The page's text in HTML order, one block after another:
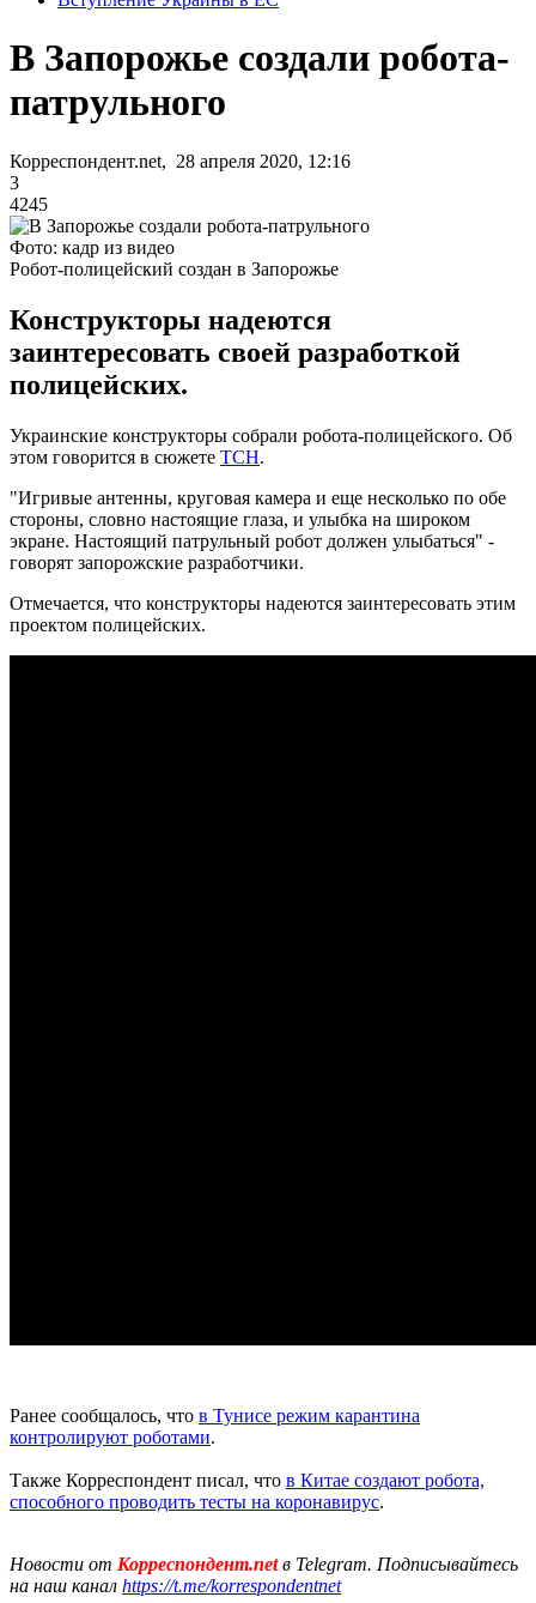
В Запорожье создали робота-
патрульного
Корреспондент.net, 28 апреля 2020, 12:16
3
4245
Фото: кадр из видео
Робот-полицейский создан в Запорожье
Конструкторы надеются
заинтересовать своей разработкой
полицейских.
Украинские конструкторы собрали робота-полицейского. Об
этом говорится в сюжете ТСН.
"Игривые антенны, круговая камера и еще несколько по обе
стороны, словно настоящие глаза, и улыбка на широком
экране. Настоящий патрульный робот должен улыбаться" -
говорят запорожские разработчики.
Отмечается, что конструкторы надеются заинтересовать этим
проектом полицейских.
Ранее сообщалось, что в Тунисе режим карантина
контролируют роботами.
Также Корреспондент писал, что в Китае создают робота,
способного проводить тесты на коронавирус.
Новости от Корреспондент.netв Telegram. Подписывайтесь
на наш канал https://t.me/korrespondentnet